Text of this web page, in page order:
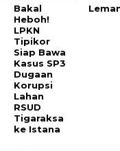
Bakal
Heboh!
LPKN
Tipikor
Siap Bawa
Kasus SP3
Dugaan
Korupsi
Lahan
RSUD
Tigaraksa
ke Istana